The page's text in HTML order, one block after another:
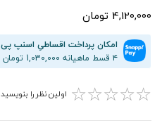
4,120,000 تومان
امکان پرداخت اقساطیِ اسنپ پی
۴ قسط ماهیانه 1,030,000 تومان (بدون کارمزد)
☆
☆
☆
☆
☆ اولین نظر را بنویسید